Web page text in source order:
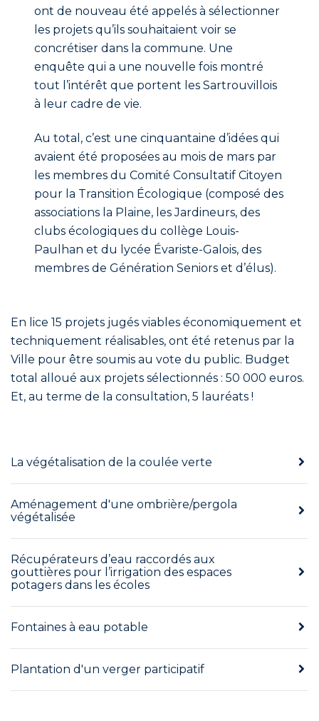
ont de nouveau été appelés à sélectionner
les projets qu’ils souhaitaient voir se
concrétiser dans la commune. Une
enquête qui a une nouvelle fois montré
tout l’intérêt que portent les Sartrouvillois
à leur cadre de vie.
Au total, c’est une cinquantaine d’idées qui
avaient été proposées au mois de mars par
les membres du Comité Consultatif Citoyen
pour la Transition Écologique (composé des
associations la Plaine, les Jardineurs, des
clubs écologiques du collège Louis-
Paulhan et du lycée Évariste-Galois, des
membres de Génération Seniors et d’élus).
En lice 15 projets jugés viables économiquement et
techniquement réalisables, ont été retenus par la
Ville pour être soumis au vote du public. Budget
total alloué aux projets sélectionnés : 50 000 euros.
Et, au terme de la consultation, 5 lauréats !
La végétalisation de la coulée verte
Aménagement d'une ombrière/pergola
végétalisée
Récupérateurs d’eau raccordés aux
gouttières pour l’irrigation des espaces
potagers dans les écoles
Fontaines à eau potable
Plantation d'un verger participatif